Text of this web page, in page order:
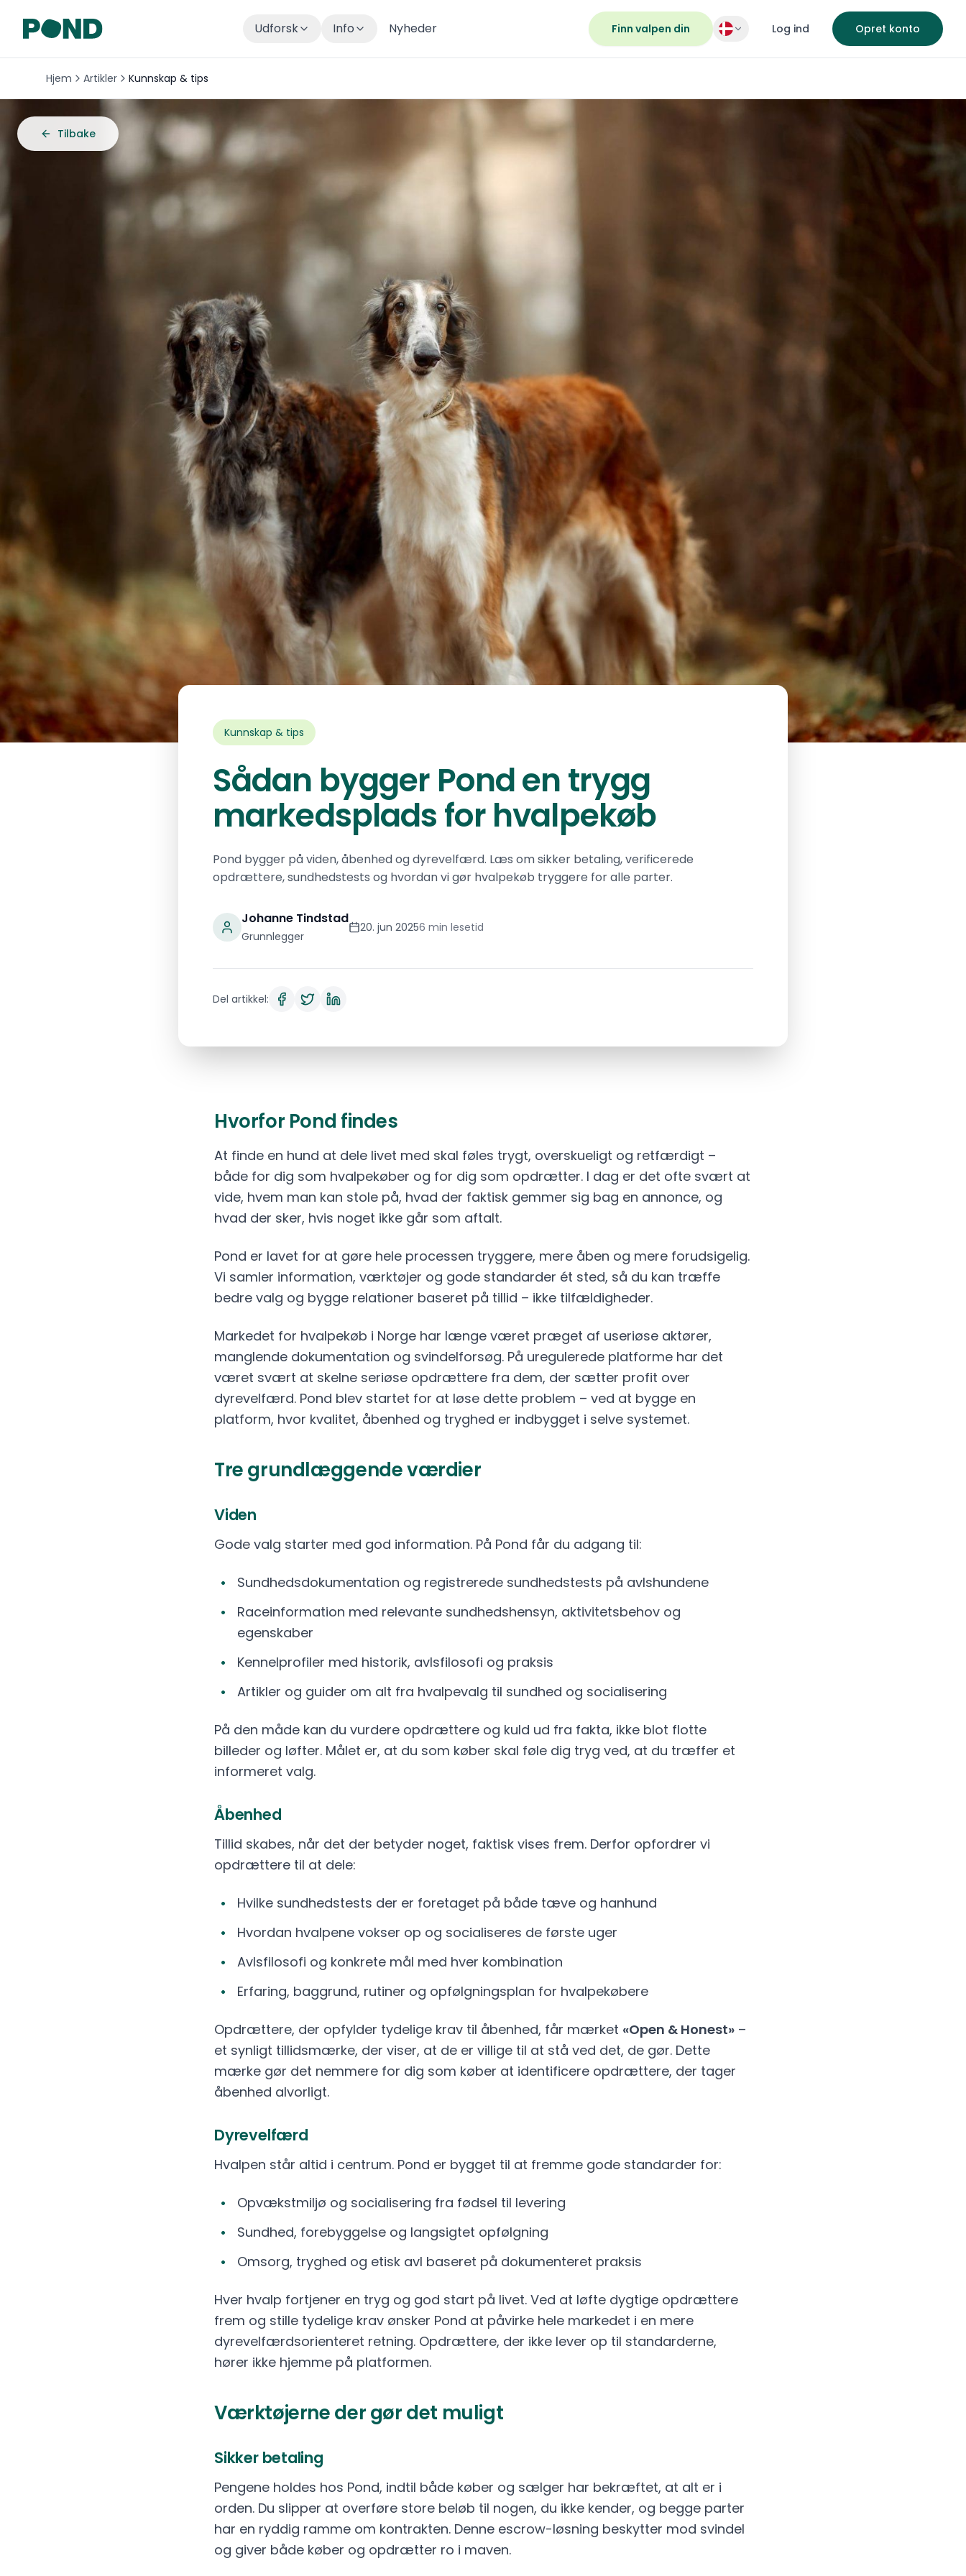
Udforsk Info Nyheder Finn valpen din Log ind Opret konto
Hjem Artikler Kunnskap & tips
Tilbake
Kunnskap & tips
Sådan bygger Pond en trygg
markedsplads for hvalpekøb
Pond bygger på viden, åbenhed og dyrevelfærd. Læs om sikker betaling, verificerede
opdrættere, sundhedstests og hvordan vi gør hvalpekøb tryggere for alle parter.
Johanne Tindstad
Grunnlegger
20. jun 20256 min lesetid
Del artikkel:
Hvorfor Pond findes
At finde en hund at dele livet med skal føles trygt, overskueligt og retfærdigt –
både for dig som hvalpekøber og for dig som opdrætter. I dag er det ofte svært at
vide, hvem man kan stole på, hvad der faktisk gemmer sig bag en annonce, og
hvad der sker, hvis noget ikke går som aftalt.
Pond er lavet for at gøre hele processen tryggere, mere åben og mere forudsigelig.
Vi samler information, værktøjer og gode standarder ét sted, så du kan træffe
bedre valg og bygge relationer baseret på tillid – ikke tilfældigheder.
Markedet for hvalpekøb i Norge har længe været præget af useriøse aktører,
manglende dokumentation og svindelforsøg. På uregulerede platforme har det
været svært at skelne seriøse opdrættere fra dem, der sætter profit over
dyrevelfærd. Pond blev startet for at løse dette problem – ved at bygge en
platform, hvor kvalitet, åbenhed og tryghed er indbygget i selve systemet.
Tre grundlæggende værdier
Viden
Gode valg starter med god information. På Pond får du adgang til:
Sundhedsdokumentation og registrerede sundhedstests på avlshundene
Raceinformation med relevante sundhedshensyn, aktivitetsbehov og
egenskaber
Kennelprofiler med historik, avlsfilosofi og praksis
Artikler og guider om alt fra hvalpevalg til sundhed og socialisering
På den måde kan du vurdere opdrættere og kuld ud fra fakta, ikke blot flotte
billeder og løfter. Målet er, at du som køber skal føle dig tryg ved, at du træffer et
informeret valg.
Åbenhed
Tillid skabes, når det der betyder noget, faktisk vises frem. Derfor opfordrer vi
opdrættere til at dele:
Hvilke sundhedstests der er foretaget på både tæve og hanhund
Hvordan hvalpene vokser op og socialiseres de første uger
Avlsfilosofi og konkrete mål med hver kombination
Erfaring, baggrund, rutiner og opfølgningsplan for hvalpekøbere
Opdrættere, der opfylder tydelige krav til åbenhed, får mærket «Open & Honest» –
et synligt tillidsmærke, der viser, at de er villige til at stå ved det, de gør. Dette
mærke gør det nemmere for dig som køber at identificere opdrættere, der tager
åbenhed alvorligt.
Dyrevelfærd
Hvalpen står altid i centrum. Pond er bygget til at fremme gode standarder for:
Opvækstmiljø og socialisering fra fødsel til levering
Sundhed, forebyggelse og langsigtet opfølgning
Omsorg, tryghed og etisk avl baseret på dokumenteret praksis
Hver hvalp fortjener en tryg og god start på livet. Ved at løfte dygtige opdrættere
frem og stille tydelige krav ønsker Pond at påvirke hele markedet i en mere
dyrevelfærdsorienteret retning. Opdrættere, der ikke lever op til standarderne,
hører ikke hjemme på platformen.
Værktøjerne der gør det muligt
Sikker betaling
Pengene holdes hos Pond, indtil både køber og sælger har bekræftet, at alt er i
orden. Du slipper at overføre store beløb til nogen, du ikke kender, og begge parter
har en ryddig ramme om kontrakten. Denne escrow-løsning beskytter mod svindel
og giver både køber og opdrætter ro i maven.